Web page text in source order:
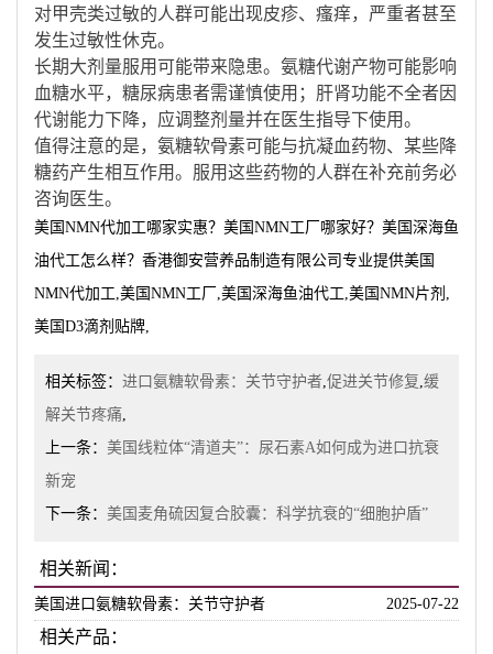
对甲壳类过敏的人群可能出现皮疹、瘙痒，严重者甚至
发生过敏性休克。
长期大剂量服用可能带来隐患。氨糖代谢产物可能影响
血糖水平，糖尿病患者需谨慎使用；肝肾功能不全者因
代谢能力下降，应调整剂量并在医生指导下使用。
值得注意的是，氨糖软骨素可能与抗凝血药物、某些降
糖药产生相互作用。服用这些药物的人群在补充前务必
咨询医生。
美国NMN代加工哪家实惠？美国NMN工厂哪家好？美国深海鱼
油代工怎么样？香港御安营养品制造有限公司专业提供美国
NMN代加工,美国NMN工厂,美国深海鱼油代工,美国NMN片剂,
美国D3滴剂贴牌,
相关标签： 进口氨糖软骨素：关节守护者 促进关节修复 缓
解关节疼痛
上一条： 美国线粒体“清道夫”：尿石素A如何成为进口抗衰
新宠
下一条： 美国麦角硫因复合胶囊：科学抗衰的“细胞护盾”
相关新闻：
美国进口氨糖软骨素：关节守护者 2025-07-22
相关产品：